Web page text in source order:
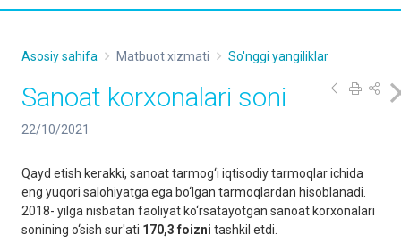
Asosiy sahifa Matbuot xizmati So'nggi yangiliklar
Sanoat korxonalari soni
22/10/2021
Qayd etish kerakki, sanoat tarmog‘i iqtisodiy tarmoqlar ichida
eng yuqori salohiyatga ega bo‘lgan tarmoqlardan hisoblanadi.
2018- yilga nisbatan faoliyat ko‘rsatayotgan sanoat korxonalari
sonining o‘sish sur'ati 170,3 foizni tashkil etdi.